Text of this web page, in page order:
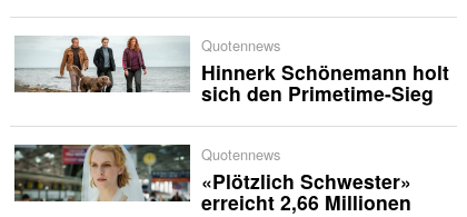
Quotennews
Hinnerk Schönemann holt
sich den Primetime-Sieg
Quotennews
«Plötzlich Schwester»
erreicht 2,66 Millionen